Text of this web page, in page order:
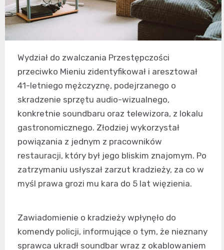
Wydział do zwalczania Przestępczości
przeciwko Mieniu zidentyfikował i aresztował
41-letniego mężczyznę, podejrzanego o
skradzenie sprzętu audio-wizualnego,
konkretnie soundbaru oraz telewizora, z lokalu
gastronomicznego. Złodziej wykorzystał
powiązania z jednym z pracowników
restauracji, który był jego bliskim znajomym. Po
zatrzymaniu usłyszał zarzut kradzieży, za co w
myśl prawa grozi mu kara do 5 lat więzienia.
Zawiadomienie o kradzieży wpłynęło do
komendy policji, informujące o tym, że nieznany
sprawca ukradł soundbar wraz z okablowaniem